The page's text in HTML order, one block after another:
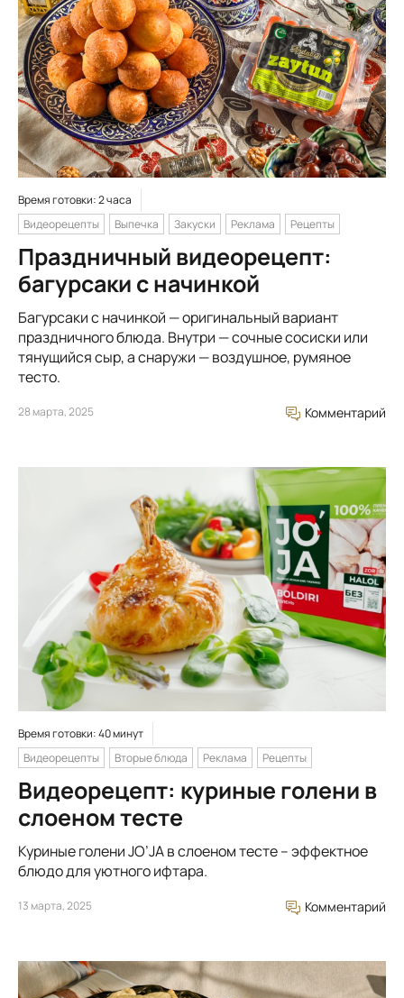
Время готовки: 2 часа
Видеорецепты
Выпечка Закуски Реклама Рецепты
Праздничный видеорецепт:
багурсаки с начинкой
Багурсаки с начинкой — оригинальный вариант
праздничного блюда. Внутри — сочные сосиски или
тянущийся сыр, а снаружи — воздушное, румяное
тесто.
28 марта, 2025 Комментарий
Время готовки: 40 минут
Видеорецепты
Вторые блюда Реклама Рецепты
Видеорецепт: куриные голени в
слоеном тесте
Куриные голени JO’JA в слоеном тесте – эффектное
блюдо для уютного ифтара.
13 марта, 2025 Комментарий